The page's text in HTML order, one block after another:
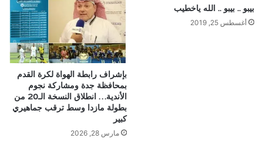
بيبو .. بيبو .. الله ياخطيب
أغسطس 25, 2019
بإشراف رابطة الهواة لكرة القدم
بمحافظة جدة ومشاركة نجوم
الأندية… انطلاق النسخة الـ20 من
بطولة مازدا وسط ترقب جماهيري
كبير
مارس 28, 2026